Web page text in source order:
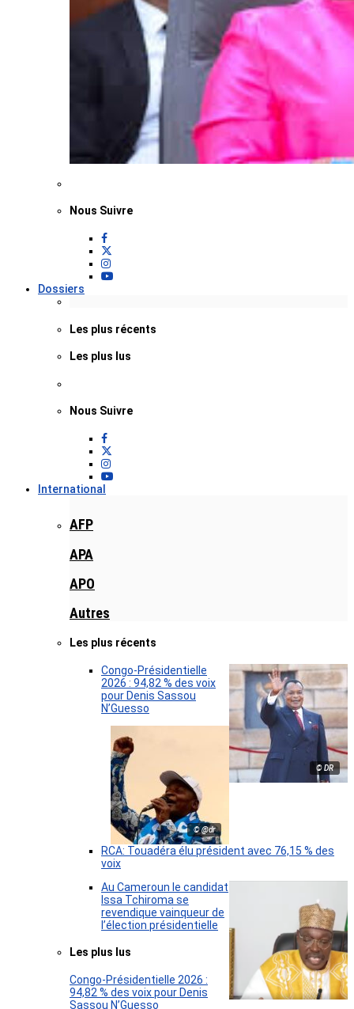
Nous Suivre
Dossiers
Les plus récents
Les plus lus
Nous Suivre
International
AFP
APA
APO
Autres
Les plus récents
© DR
Congo-Présidentielle
2026 : 94,82 % des voix
pour Denis Sassou
N’Guesso
© @dr
RCA: Touadéra élu président avec 76,15 % des
voix
Au Cameroun le candidat
Issa Tchiroma se
revendique vainqueur de
l’élection présidentielle
Les plus lus
Congo-Présidentielle 2026 :
94,82 % des voix pour Denis
Sassou N’Guesso